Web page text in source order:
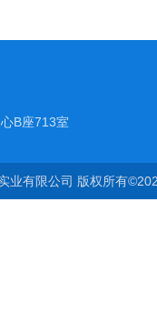
B座713室
实业有限公司 版权所有